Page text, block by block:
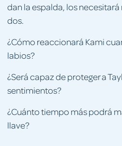
dan la espalda, los necesitará
dos.
¿Cómo reaccionará Kami
labios?
¿Será capaz de proteger a
sentimientos?
¿Cuánto tiempo más podrá
llave?